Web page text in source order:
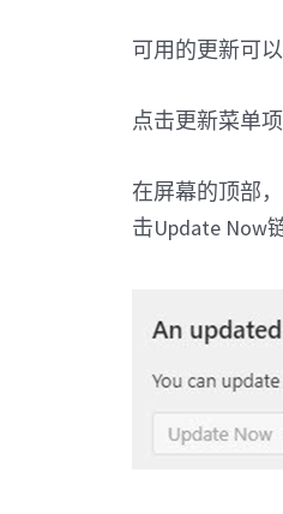
可用的更新可
点击更新菜单项
在屏幕的顶部
击Update Now